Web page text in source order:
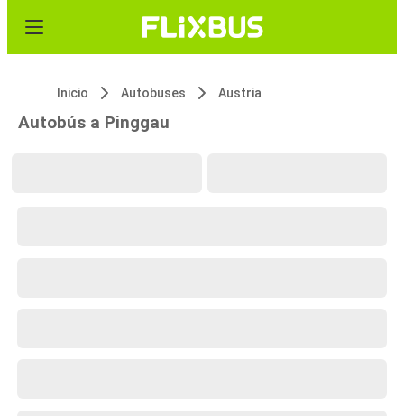
Inicio Autobuses Austria
Autobús a Pinggau